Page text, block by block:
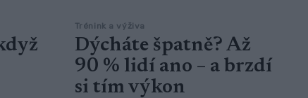
Trénink a výživa
Dýcháte špatně? Až
90 % lidí ano – a brzdí
si tím výkon